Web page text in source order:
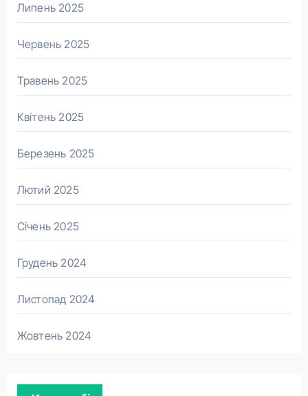
Липень 2025
Червень 2025
Травень 2025
Квітень 2025
Березень 2025
Лютий 2025
Січень 2025
Грудень 2024
Листопад 2024
Жовтень 2024